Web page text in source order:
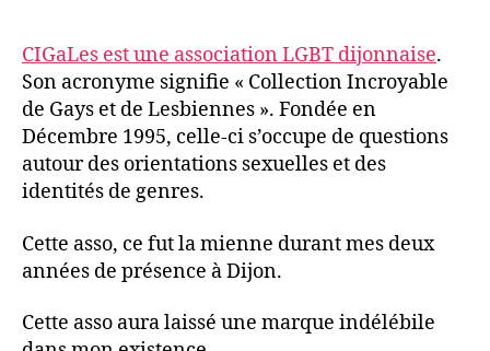
CIGaLes est une association LGBT dijonnaise.
Son acronyme signifie « Collection Incroyable
de Gays et de Lesbiennes ». Fondée en
Décembre 1995, celle-ci s’occupe de questions
autour des orientations sexuelles et des
identités de genres.
Cette asso, ce fut la mienne durant mes deux
années de présence à Dijon.
Cette asso aura laissé une marque indélébile